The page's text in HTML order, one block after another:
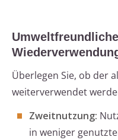
Überlegen Sie, ob der
weiterverwendet
Zweitnutzung:
in weniger